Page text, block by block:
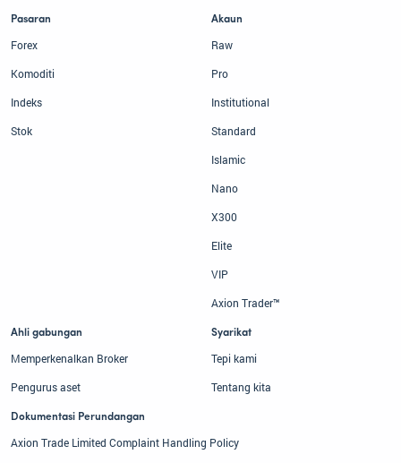
Pasaran
Forex
Komoditi
Indeks
Stok
Akaun
Raw
Pro
Institutional
Standard
Islamic
Nano
X300
Elite
VIP
Axion Trader™
Ahli gabungan
Memperkenalkan Broker
Pengurus aset
Syarikat
Tepi kami
Tentang kita
Dokumentasi Perundangan
Axion Trade Limited Complaint Handling Policy